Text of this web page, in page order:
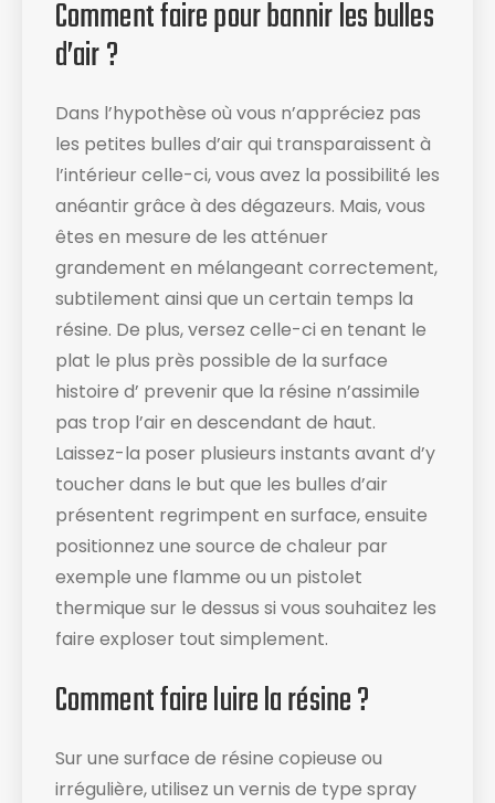
Comment faire pour bannir les bulles
d’air ?
Dans l’hypothèse où vous n’appréciez pas
les petites bulles d’air qui transparaissent à
l’intérieur celle-ci, vous avez la possibilité les
anéantir grâce à des dégazeurs. Mais, vous
êtes en mesure de les atténuer
grandement en mélangeant correctement,
subtilement ainsi que un certain temps la
résine. De plus, versez celle-ci en tenant le
plat le plus près possible de la surface
histoire d’ prevenir que la résine n’assimile
pas trop l’air en descendant de haut.
Laissez-la poser plusieurs instants avant d’y
toucher dans le but que les bulles d’air
présentent regrimpent en surface, ensuite
positionnez une source de chaleur par
exemple une flamme ou un pistolet
thermique sur le dessus si vous souhaitez les
faire exploser tout simplement.
Comment faire luire la résine ?
Sur une surface de résine copieuse ou
irrégulière, utilisez un vernis de type spray